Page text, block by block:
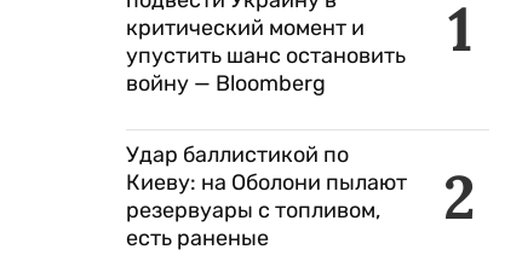
1
критический момент и
упустить шанс остановить
войну — Bloomberg
2
Удар баллистикой по
Киеву: на Оболони пылают
резервуары с топливом,
есть раненые